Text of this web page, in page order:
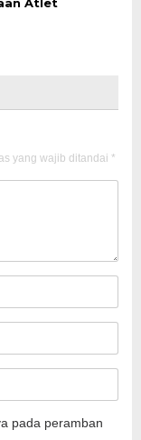
yang wajib ditandai *
pada peramban